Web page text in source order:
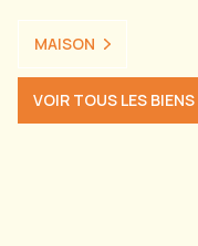
MAISON
VOIR TOUS LES